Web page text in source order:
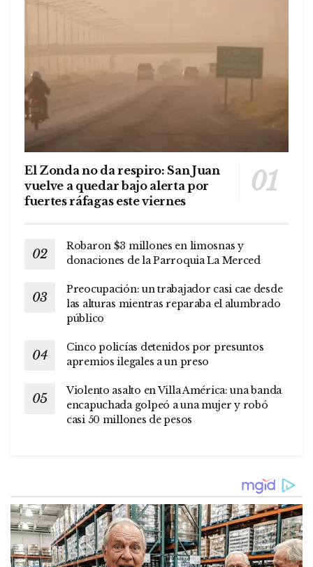
El Zonda no da respiro: San Juan
vuelve a quedar bajo alerta por
fuertes ráfagas este viernes
Robaron $3 millones en limosnas y
donaciones de la Parroquia La Merced
Preocupación: un trabajador casi cae desde
las alturas mientras reparaba el alumbrado
público
Cinco policías detenidos por presuntos
apremios ilegales a un preso
Violento asalto en Villa América: una banda
encapuchada golpeó a una mujer y robó
casi 50 millones de pesos